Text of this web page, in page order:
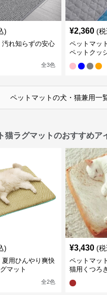
)
れ知らずの安心
全3色
¥2,360 (
ペットマッ
ペットクッ
ペットマットの犬・猫兼用一
猫ラグマットのおすすめア
)
用ひんやり爽快
マット
全2色
¥3,430 (
ペットマッ
猫用くつろ